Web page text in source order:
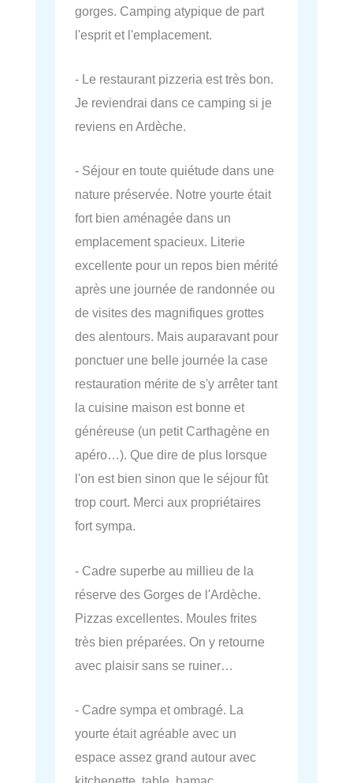
gorges. Camping atypique de part
l'esprit et l'emplacement.
- Le restaurant pizzeria est très bon.
Je reviendrai dans ce camping si je
reviens en Ardèche.
- Séjour en toute quiétude dans une
nature préservée. Notre yourte était
fort bien aménagée dans un
emplacement spacieux. Literie
excellente pour un repos bien mérité
après une journée de randonnée ou
de visites des magnifiques grottes
des alentours. Mais auparavant pour
ponctuer une belle journée la case
restauration mérite de s'y arrêter tant
la cuisine maison est bonne et
généreuse (un petit Carthagène en
apéro…). Que dire de plus lorsque
l'on est bien sinon que le séjour fût
trop court. Merci aux propriétaires
fort sympa.
- Cadre superbe au millieu de la
réserve des Gorges de l'Ardèche.
Pizzas excellentes. Moules frites
très bien préparées. On y retourne
avec plaisir sans se ruiner…
- Cadre sympa et ombragé. La
yourte était agréable avec un
espace assez grand autour avec